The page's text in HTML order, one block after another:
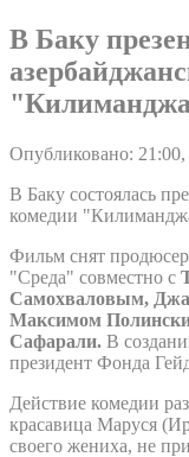
В Баку
Опубликовано:
В Баку состоялась
комедии
Фильм снят
"Среда" совместно с
Самохваловым,
Максимом
Сафарали. В
президент Фонда
Действие комедии
красавица Маруся
своего жениха, не